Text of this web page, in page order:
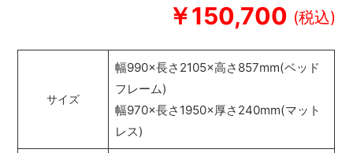
￥150,700
サイズ
幅990×長さ2105×高さ857mm(ベッド
フレーム)
幅970×長さ1950×厚さ240mm(マット
レス)